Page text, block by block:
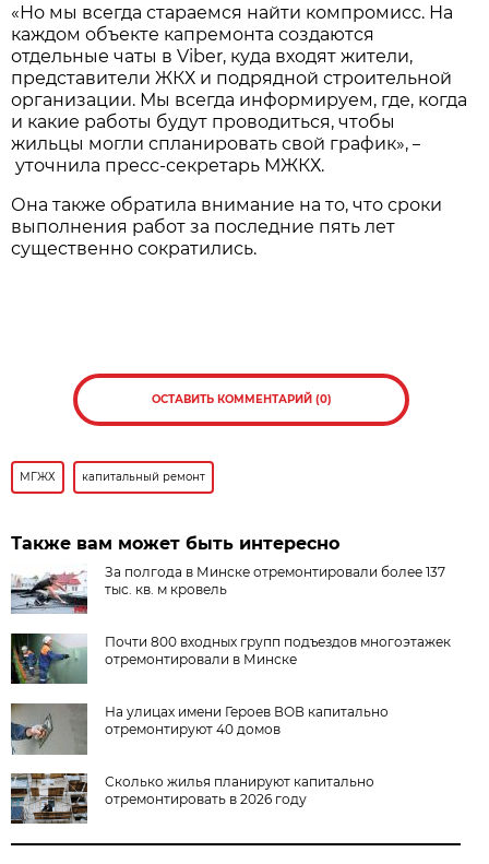
«Но мы всегда стараемся найти компромисс. На
каждом объекте капремонта создаются
отдельные чаты в Viber, куда входят жители,
представители ЖКХ и подрядной строительной
организации. Мы всегда информируем, где, когда
и какие работы будут проводиться, чтобы
жильцы могли спланировать свой график»,–
уточнила пресс-секретарь МЖКХ.
Она также обратила внимание на то, что сроки
выполнения работ за последние пять лет
существенно сократились.
ОСТАВИТЬ КОММЕНТАРИЙ (0)
МГЖХ капитальный ремонт
Также вам может быть интересно
За полгода в Минске отремонтировали более 137
тыс. кв. м кровель
Почти 800 входных групп подъездов многоэтажек
отремонтировали в Минске
На улицах имени Героев ВОВ капитально
отремонтируют 40 домов
Сколько жилья планируют капитально
отремонтировать в 2026 году